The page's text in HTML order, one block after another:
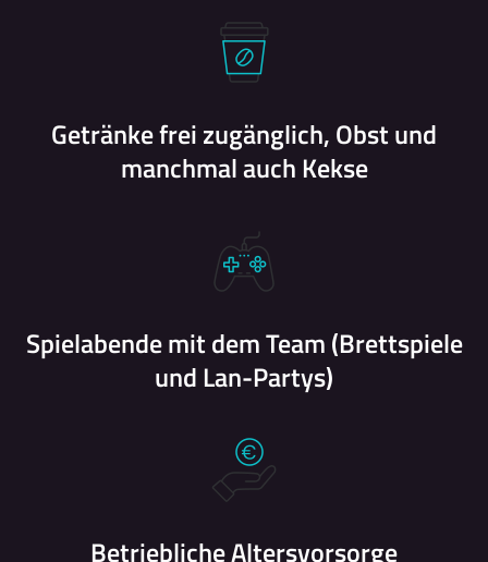
Getränke frei zugänglich, Obst und
manchmal auch Kekse
Spielabende mit dem Team (Brettspiele
und Lan-Partys)
Betriebliche Altersvorsorge